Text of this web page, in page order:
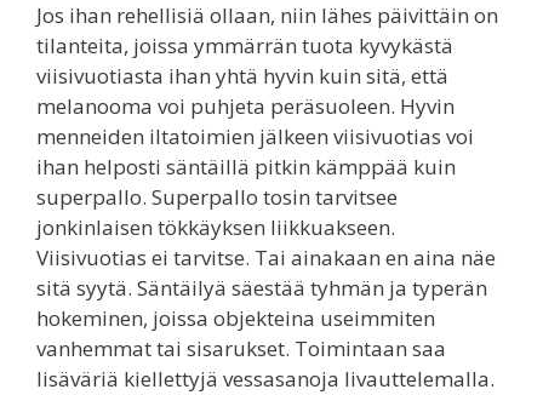
Jos ihan rehellisiä ollaan, niin lähes päivittäin on
tilanteita, joissa ymmärrän tuota kyvykästä
viisivuotiasta ihan yhtä hyvin kuin sitä, että
melanooma voi puhjeta peräsuoleen. Hyvin
menneiden iltatoimien jälkeen viisivuotias voi
ihan helposti säntäillä pitkin kämppää kuin
superpallo. Superpallo tosin tarvitsee
jonkinlaisen tökkäyksen liikkuakseen.
Viisivuotias ei tarvitse. Tai ainakaan en aina näe
sitä syytä. Säntäilyä säestää tyhmän ja typerän
hokeminen, joissa objekteina useimmiten
vanhemmat tai sisarukset. Toimintaan saa
lisäväriä kiellettyjä vessasanoja livauttelemalla.